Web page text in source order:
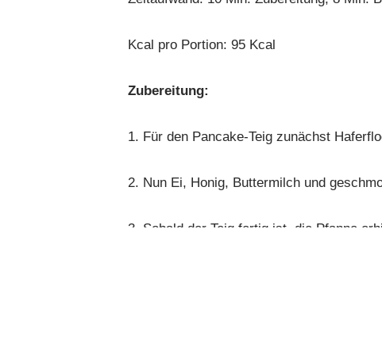
Kcal pro Portion: 95 Kcal
Zubereitung:
1. Für den Pancake-Teig zunächst
2. Nun Ei, Honig, Buttermilch und
3. Sobald der Teig fertig ist, die Pfanne